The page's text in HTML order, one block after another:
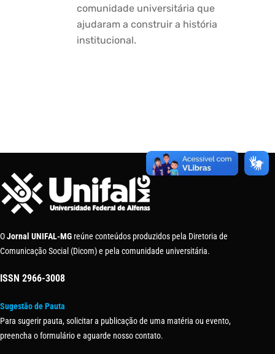
comunidade universitária que
ajudaram a construir a história
institucional.
OJornal UNIFAL-MG reúne conteúdos produzidos pela Diretoria de
Comunicação Social (Dicom) e pela comunidade universitária.
ISSN 2966-3008
Sugestão de Pauta
Para sugerir pauta, solicitar a publicação de uma matéria ou evento,
preencha o formulário e aguarde nosso contato.